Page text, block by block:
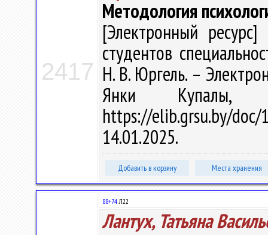
2417
Методология
[Электронный
студентов
Н. В. Юргель. –
Янки
https://elib.grsu.by/
14.01.2025.
Добавить в корзину Места хранения
88+74Л22
Лантух, Татьяна